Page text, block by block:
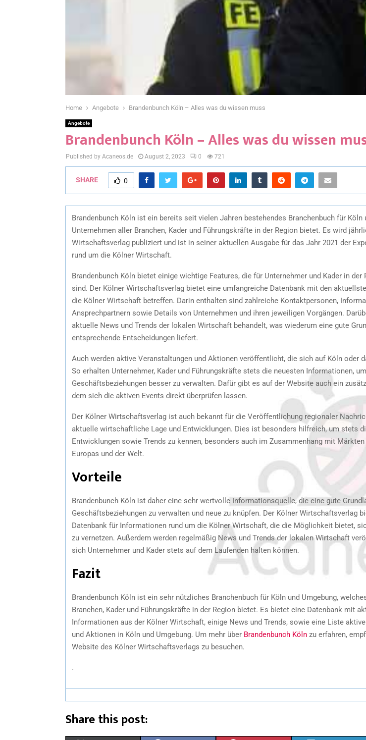
Home Angebote Brandenbunch Köln – Alles was du wissen muss
Angebote
Brandenbunch Köln – Alles was du wissen
Published by Acaneos.de August 2, 2023 0 721
SHARE 0
Brandenbunch Köln ist ein bereits seit vielen Jahren bestehendes Branchenbuch für Köln
Unternehmen aller Branchen, Kader und Führungskräfte in der Region bietet. Es wird
Wirtschaftsverlag publiziert und ist in seiner aktuellen Ausgabe für das Jahr 2021 der
rund um die Kölner Wirtschaft.
Brandenbunch Köln bietet einige wichtige Features, die für Unternehmer und Kader in der
sind. Der Kölner Wirtschaftsverlag bietet eine umfangreiche Datenbank mit den
die Kölner Wirtschaft betreffen. Darin enthalten sind zahlreiche Kontaktpersonen,
Ansprechpartnern sowie Details von Unternehmen und ihren jeweiligen Vorgängen.
aktuelle News und Trends der lokalen Wirtschaft behandelt, was wiederum eine gute
entsprechende Entscheidungen liefert.
Auch werden aktive Veranstaltungen und Aktionen veröffentlicht, die sich auf Köln oder
So erhalten Unternehmer, Kader und Führungskräfte stets die neuesten Informationen,
Geschäftsbeziehungen besser zu verwalten. Dafür gibt es auf der Website auch ein
dem sich die aktiven Events direkt überprüfen lassen.
Der Kölner Wirtschaftsverlag ist auch bekannt für die Veröffentlichung regionaler
aktuelle wirtschaftliche Lage und Entwicklungen. Dies ist besonders hilfreich, um stets
Entwicklungen sowie Trends zu kennen, besonders auch im Zusammenhang mit
Europas und der Welt.
Vorteile
Brandenbunch Köln ist daher eine sehr wertvolle Informationsquelle, die eine gute
Geschäftsbeziehungen zu verwalten und neue zu knüpfen. Der Kölner Wirtschaftsverlag
Datenbank für Informationen rund um die Kölner Wirtschaft, die die Möglichkeit bietet,
zu vernetzen. Außerdem werden regelmäßig News und Trends der lokalen Wirtschaft
sich Unternehmer und Kader stets auf dem Laufenden halten können.
Fazit
Brandenbunch Köln ist ein sehr nützliches Branchenbuch für Köln und Umgebung,
Branchen, Kader und Führungskräfte in der Region bietet. Es bietet eine Datenbank mit
Informationen aus der Kölner Wirtschaft, einige News und Trends, sowie eine Liste
und Aktionen in Köln und Umgebung. Um mehr über Brandenbunch Köln zu erfahren,
Website des Kölner Wirtschaftsverlags zu besuchen.
.
Share this post: